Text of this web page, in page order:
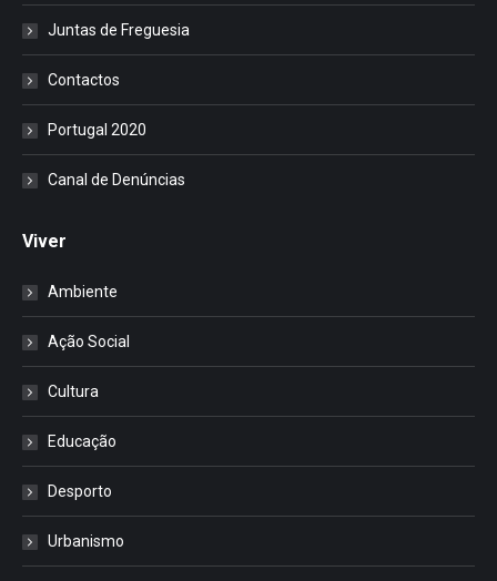
Juntas de Freguesia
Contactos
Portugal 2020
Canal de Denúncias
Viver
Ambiente
Ação Social
Cultura
Educação
Desporto
Urbanismo